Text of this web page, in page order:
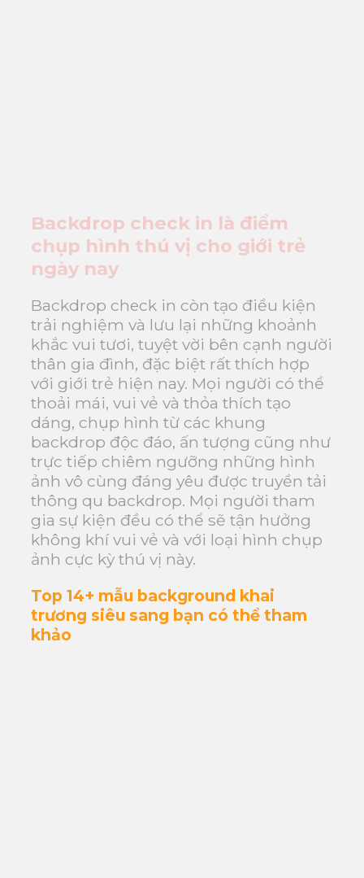
Backdrop check in là điểm
chụp hình thú vị cho giới trẻ
ngày nay
Backdrop check in còn tạo điều kiện
trải nghiệm và lưu lại những khoảnh
khắc vui tươi, tuyệt vời bên cạnh người
thân gia đình, đặc biệt rất thích hợp
với giới trẻ hiện nay. Mọi người có thể
thoải mái, vui vẻ và thỏa thích tạo
dáng, chụp hình từ các khung
backdrop độc đáo, ấn tượng cũng như
trực tiếp chiêm ngưỡng những hình
ảnh vô cùng đáng yêu được truyền tải
thông qu backdrop. Mọi người tham
gia sự kiện đều có thể sẽ tận hưởng
không khí vui vẻ và với loại hình chụp
ảnh cực kỳ thú vị này.
Top 14+ mẫu background khai
trương siêu sang bạn có thể tham
khảo